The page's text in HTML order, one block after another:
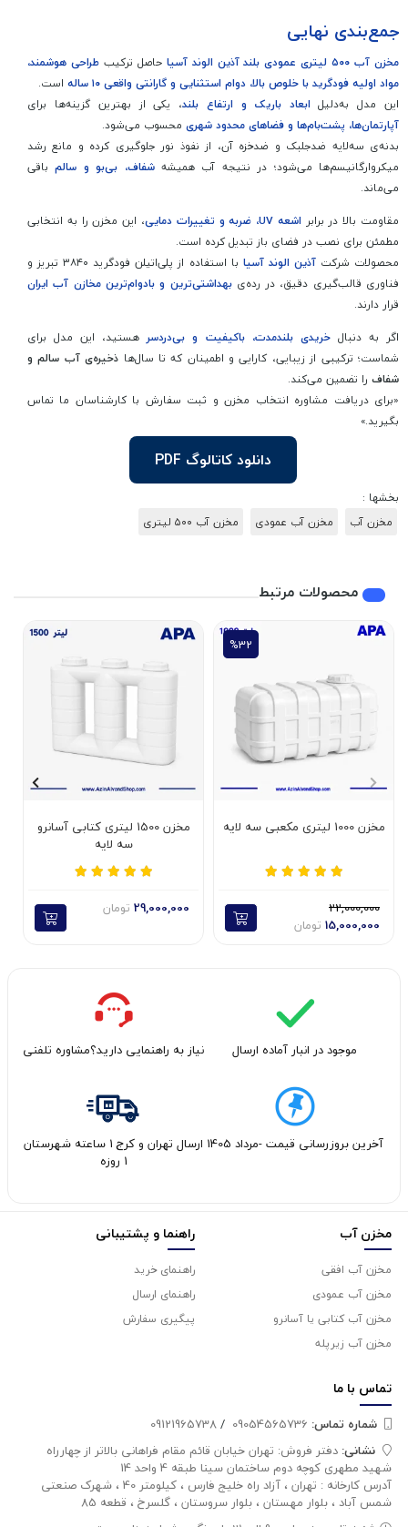
جمع‌بندی نهایی
مخزن آب ۵۰۰ لیتری عمودی بلند آذین الوند آسیا حاصل ترکیبطراحی هوشمند،
مواد اولیه فودگرید با خلوص بالا، دوام استثنایی و گارانتی واقعی ۱۰ ساله
است.
این مدل به‌دلیل ابعاد باریک و ارتفاع بلند، یکی از بهترین گزینه‌ها برای
آپارتمان‌ها، پشت‌بام‌ها و فضاهای محدود شهری محسوب می‌شود.
بدنه‌ی سه‌لایه ضدجلبک و ضدخزه آن، از نفوذ نور جلوگیری کرده و مانع رشد
میکروارگانیسم‌ها می‌شود؛ در نتیجه آب همیشهشفاف، بی‌بو و سالمباقی
می‌ماند.
مقاومت بالا در برابر اشعه UV، ضربه و تغییرات دمایی
، این مخزن را به انتخابی
مطمئن برای نصب در فضای باز تبدیل کرده است.
محصولات شرکتآذین الوند آسیا
با استفاده از پلی‌اتیلن فودگرید ۳۸۴۰ تبریز و
فناوری قالب‌گیری دقیق، در رده‌ی بهداشتی‌ترین و بادوام‌ترین مخازن آب ایران
قرار دارند.
اگر به دنبالخریدی بلندمدت، باکیفیت و بی‌دردسر هستید، این مدل برای
شماست؛ ترکیبی از زیبایی، کارایی و اطمینان که تا سال‌ها ذخیره‌ی آب سالم و
شفاف را تضمین می‌کند.
«برای دریافت مشاوره انتخاب مخزن و ثبت سفارش با کارشناسان ما تماس
بگیرید.»
دانلود کاتالوگ PDF
بخشها :
مخزن آب
مخزن آب عمودی مخزن آب ۵۰۰ لیتری
محصولات مرتبط
%32
مخزن 1000 لیتری مکعبی سه لایه
22,000,000
15,000,000 تومان
مخزن 1500 لیتری کتابی آسانرو
سه لایه
29,000,000 تومان
موجود در انبار آماده ارسال نیاز به راهنمایی دارید؟مشاوره تلفنی
آخرین بروزرسانی قیمت -مرداد 1405
ارسال تهران و کرج 1 ساعته شهرستان
1 روزه
مخزن آب
مخزن آب افقی
مخزن آب عمودی
مخزن آب کتابی یا آسانرو
مخزن آب زیرپله
راهنما و پشتیبانی
راهنمای خرید
راهنمای ارسال
پیگیری سفارش
تماس با ما
شماره تماس‌: /
09121965738
نشانی: دفتر فروش: تهران خیابان قائم مقام فراهانی بالاتر از چهارراه
شهید مطهری کوچه دوم ساختمان سینا طبقه 4 واحد 14
آدرس کارخانه : تهران ، آزاد راه خلیج فارس ، کیلومتر 40 ، شهرک صنعتی
شمس آباد ، بلوار مهستان ، بلوار سروستان ، گلسرخ ، قطعه 85